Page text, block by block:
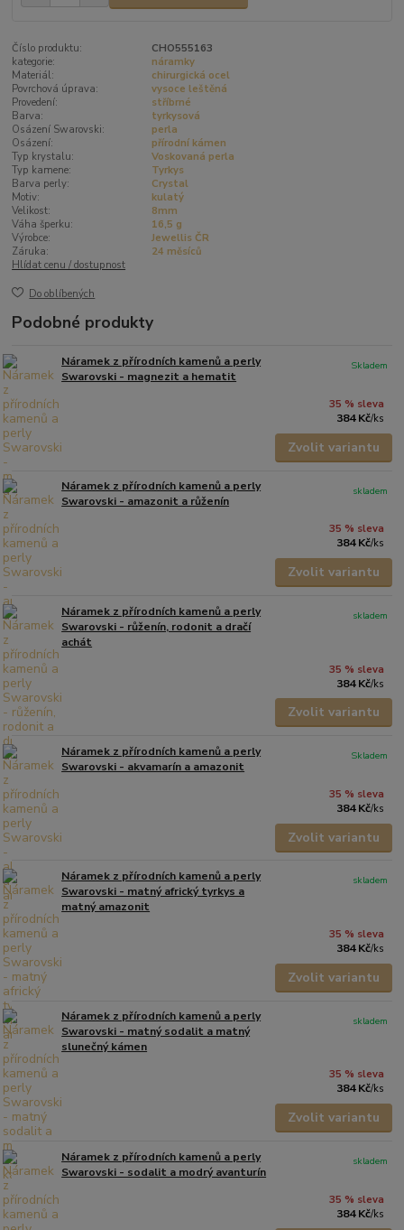
Číslo produktu:
CHO555163
kategorie:
náramky
Materiál:
chirurgická ocel
Povrchová úprava:
vysoce leštěná
Provedení:
stříbrné
Barva:
tyrkysová
Osázení Swarovski:
perla
Osázení:
přírodní kámen
Typ krystalu:
Voskovaná perla
Typ kamene:
Tyrkys
Barva perly:
Crystal
Motiv:
kulatý
Velikost:
8mm
Váha šperku:
16,5 g
Výrobce:
Jewellis ČR
Záruka:
24 měsíců
Hlídat cenu / dostupnost
Do oblíbených
Podobné produkty
Náramek z přírodních kamenů a perly
Swarovski - magnezit a hematit
35 % sleva
384 Kč/ks
Skladem
Zvolit variantu
Náramek z přírodních kamenů a perly
Swarovski - amazonit a růženín
35 % sleva
384 Kč/ks
skladem
Zvolit variantu
Náramek z přírodních kamenů a perly
Swarovski - růženín, rodonit a dračí
achát
35 % sleva
384 Kč/ks
skladem
Zvolit variantu
Náramek z přírodních kamenů a perly
Swarovski - akvamarín a amazonit
35 % sleva
384 Kč/ks
Skladem
Zvolit variantu
Náramek z přírodních kamenů a perly
Swarovski - matný africký tyrkys a
matný amazonit
35 % sleva
384 Kč/ks
skladem
Zvolit variantu
Náramek z přírodních kamenů a perly
Swarovski - matný sodalit a matný
slunečný kámen
35 % sleva
384 Kč/ks
skladem
Zvolit variantu
Náramek z přírodních kamenů a perly
Swarovski - sodalit a modrý avanturín
35 % sleva
384 Kč/ks
skladem